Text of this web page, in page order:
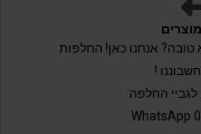
אנחנו כאן! החלפות
!
החלפה: